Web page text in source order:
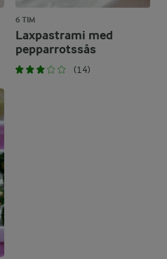
6 TIM
Laxpastrami med
pepparrotssås
(14)